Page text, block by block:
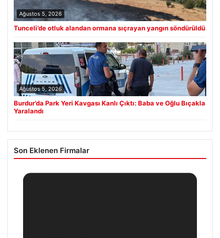
Ağustos 5, 2026
Tunceli’de otluk alandan ormana sıçrayan yangın söndürüldü
Ağustos 5, 2026
Burdur’da Park Yeri Kavgası Kanlı Çıktı: Baba ve Oğlu Bıçakla
Yaralandı
Son Eklenen Firmalar